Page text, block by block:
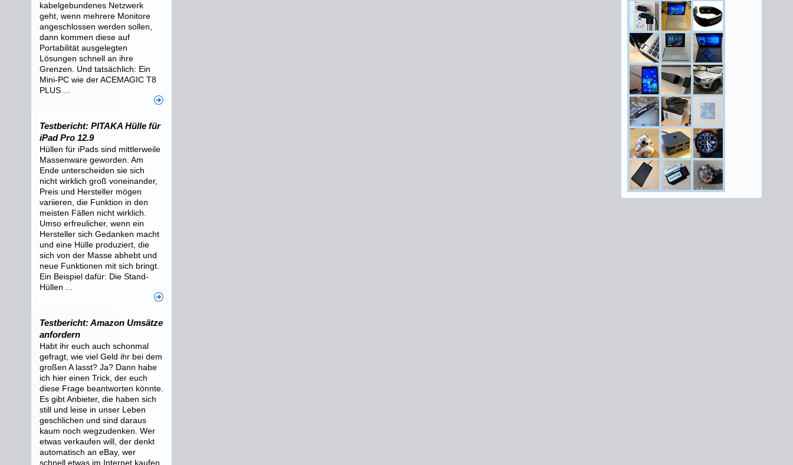
kabelgebundenes Netzwerk
geht, wenn mehrere Monitore
angeschlossen werden sollen,
dann kommen diese auf
Portabilität ausgelegten
Lösungen schnell an ihre
Grenzen. Und tatsächlich: Ein
Mini-PC wie der ACEMAGIC T8
PLUS ...
Testbericht: PITAKA Hülle für
iPad Pro 12.9
Hüllen für iPads sind mittlerweile
Massenware geworden. Am
Ende unterscheiden sie sich
nicht wirklich groß voneinander,
Preis und Hersteller mögen
variieren, die Funktion in den
meisten Fällen nicht wirklich.
Umso erfreulicher, wenn ein
Hersteller sich Gedanken macht
und eine Hülle produziert, die
sich von der Masse abhebt und
neue Funktionen mit sich bringt.
Ein Beispiel dafür: Die Stand-
Hüllen ...
Testbericht: Amazon Umsätze
anfordern
Habt ihr euch auch schonmal
gefragt, wie viel Geld ihr bei dem
großen A lasst? Ja? Dann habe
ich hier einen Trick, der euch
diese Frage beantworten könnte.
Es gibt Anbieter, die haben sich
still und leise in unser Leben
geschlichen und sind daraus
kaum noch wegzudenken. Wer
etwas verkaufen will, der denkt
automatisch an eBay, wer
schnell etwas im Internet kaufen